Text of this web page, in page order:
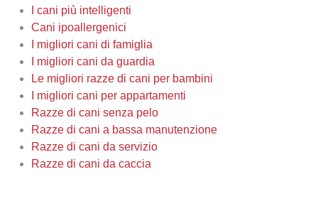
I cani più intelligenti
Cani ipoallergenici
I migliori cani di famiglia
I migliori cani da guardia
Le migliori razze di cani per bambini
I migliori cani per appartamenti
Razze di cani senza pelo
Razze di cani a bassa manutenzione
Razze di cani da servizio
Razze di cani da caccia